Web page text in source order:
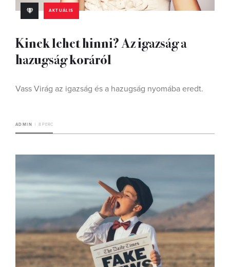
AKTUÁLIS
Kinek lehet hinni? Az igazság a
hazugság koráról
Vass Virág az igazság és a hazugság nyomába eredt.
ADMIN 8 PERC